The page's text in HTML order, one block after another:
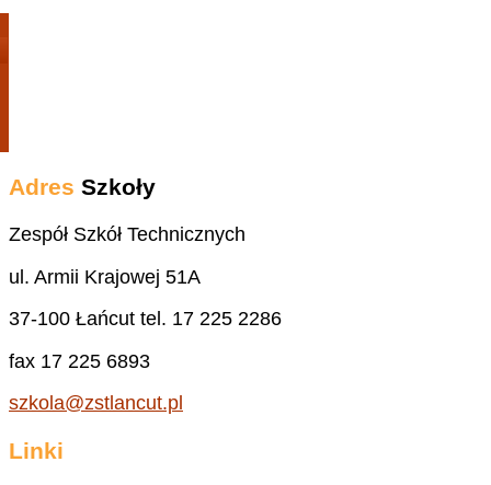
Adres Szkoły
Zespół Szkół Technicznych
ul. Armii Krajowej 51A
37-100 Łańcut tel. 17 225 2286
fax 17 225 6893
szkola@zstlancut.pl
Linki